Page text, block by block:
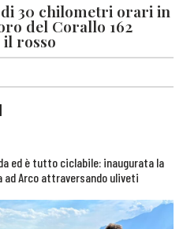
30 chilometri orari in
del Corallo 162
rosso
ed è tutto ciclabile: inaugurata la
ad Arco attraversando uliveti